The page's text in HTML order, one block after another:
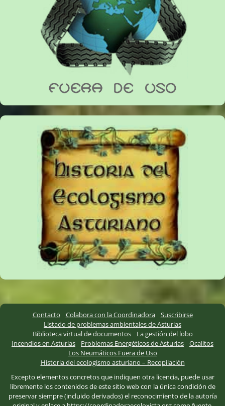
Contacto Colabora con la Coordinadora
Suscribirse
Listado de problemas ambientales de Asturias
Biblioteca virtual de documentos
La gestión del lobo
Incendios en Asturias
Problemas Energéticos de Asturias
Ocalitos
Los Neumáticos Fuera de Uso
Historia del ecologismo asturiano – Recopilación
Excepto elementos concretos que indiquen otra licencia, puede usar
libremente los contenidos de este sitio web con la única condición de
preservar siempre (incluido derivados) el reconocimiento de la autoría